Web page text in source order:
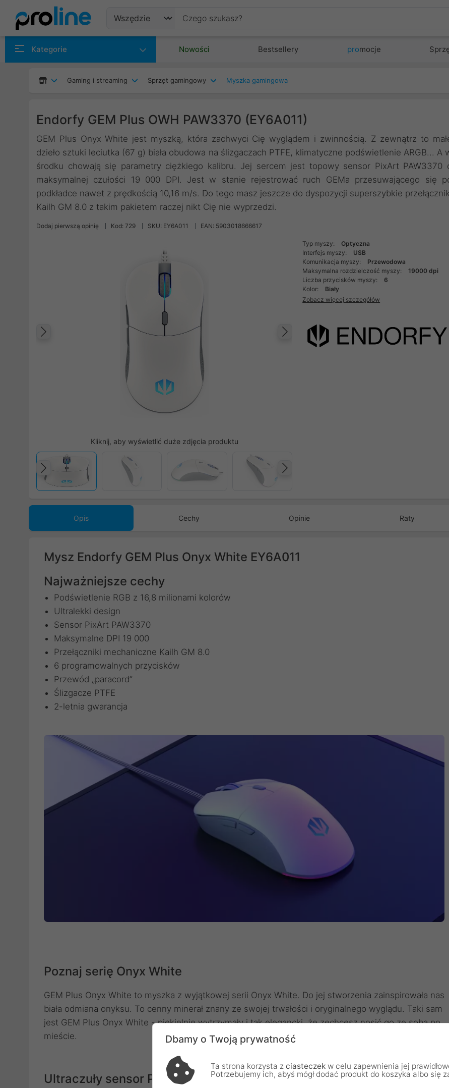
Kategorie Nowości Bestsellery promocje
Gaming i streaming Sprzęt gamingowy Myszka gamingowa
Endorfy GEM Plus OWH PAW3370 (EY6A011)
GEM Plus Onyx White jest myszką, która zachwyci Cię wyglądem i zwinnością. Z zewnątrz to
dzieło sztuki leciutka (67 g) biała obudowa na ślizgaczach PTFE, klimatyczne podświetlenie ARGB... A
środku chowają się parametry ciężkiego kalibru. Jej sercem jest topowy sensor PixArt PAW3370
maksymalnej czułości 19 000 DPI. Jest w stanie rejestrować ruch GEMa przesuwającego się
podkładce nawet z prędkością 10,16 m/s. Do tego masz jeszcze do dyspozycji superszybkie
Kailh GM 8.0 z takim pakietem raczej nikt Cię nie wyprzedzi.
Dodaj pierwszą opinię Kod: 729 SKU: EY6A011 EAN: 5903018666617
Następny
Kliknij, aby wyświetlić duże zdjęcia produktu
Poprzedni
Typ myszy:
Optyczna
Interfejs myszy:
USB
Komunikacja myszy:
Przewodowa
Maksymalna rozdzielczość myszy:
19000 dpi
Liczba przycisków myszy:
6
Kolor:
Biały
Zobacz więcej szczegółów
Opis Cechy Opinie Raty
Mysz Endorfy GEM Plus Onyx White EY6A011
Najważniejsze cechy
Podświetlenie RGB z 16,8 milionami kolorów
Ultralekki design
Sensor PixArt PAW3370
Maksymalne DPI 19 000
Przełączniki mechaniczne Kailh GM 8.0
6 programowalnych przycisków
Przewód „paracord”
Ślizgacze PTFE
2-letnia gwarancja
Poznaj serię Onyx White
GEM Plus Onyx White to myszka z wyjątkowej serii Onyx White. Do jej stworzenia zainspirowała nas
biała odmiana onyksu. To cenny minerał znany ze swojej trwałości i oryginalnego wyglądu. Taki sam
jest GEM Plus Onyx White - piekielnie wytrzymały i tak elegancki, że zechcesz nosić go ze sobą po
mieście.
Ultraczuły sensor PixArt PAW3370
Dbamy o Twoją prywatność
Ta strona korzysta z ciasteczek w celu zapewnienia jej
Potrzebujemy ich, abyś mógł dodać produkt do koszyka albo się